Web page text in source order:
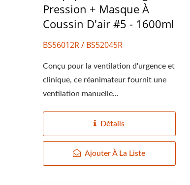
Pression + Masque À
Coussin D'air #5 - 1600ml
BS56012R / BS52045R
Conçu pour la ventilation d'urgence et
clinique, ce réanimateur fournit une
ventilation manuelle...
Détails
Ajouter À La Liste